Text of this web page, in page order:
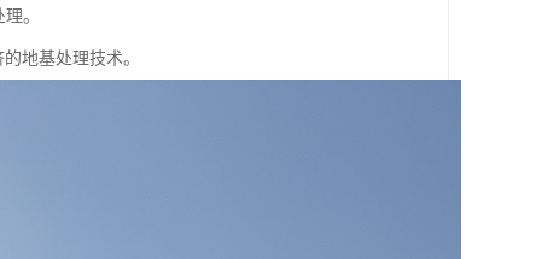
。
地基处理技术。